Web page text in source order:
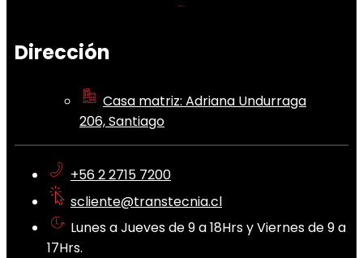
Dirección
Casa matriz: Adriana Undurraga
206, Santiago
+56 2 2715 7200
scliente@transtecnia.cl
Lunes a Jueves de 9 a 18Hrs y Viernes de 9 a
17Hrs.